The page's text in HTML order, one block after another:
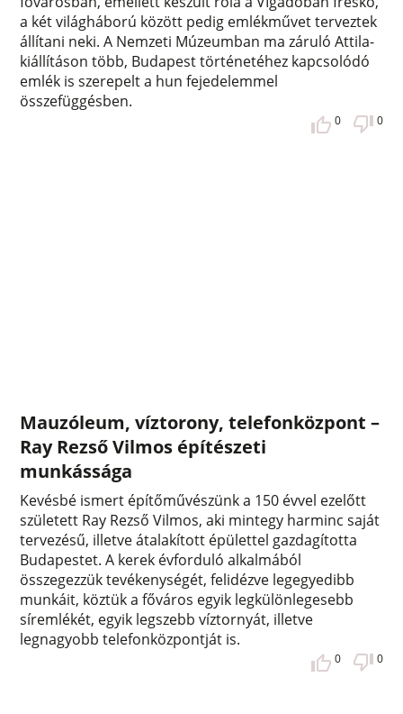
a két világháború között pedig emlékművet terveztek
állítani neki. A Nemzeti Múzeumban ma záruló Attila-
kiállításon több, Budapest történetéhez kapcsolódó
emlék is szerepelt a hun fejedelemmel
összefüggésben.
0 0
Mauzóleum, víztorony, telefonközpont –
Ray Rezső Vilmos építészeti
munkássága
Kevésbé ismert építőművészünk a 150 évvel ezelőtt
született Ray Rezső Vilmos, aki mintegy harminc saját
tervezésű, illetve átalakított épülettel gazdagította
Budapestet. A kerek évforduló alkalmából
összegezzük tevékenységét, felidézve legegyedibb
munkáit, köztük a főváros egyik legkülönlegesebb
síremlékét, egyik legszebb víztornyát, illetve
legnagyobb telefonközpontját is.
0 0